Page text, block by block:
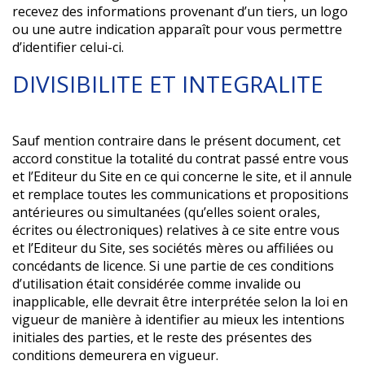
recevez des informations provenant d’un tiers, un logo
ou une autre indication apparaît pour vous permettre
d’identifier celui-ci.
DIVISIBILITE ET INTEGRALITE
Sauf mention contraire dans le présent document, cet
accord constitue la totalité du contrat passé entre vous
et l’Editeur du Site en ce qui concerne le site, et il annule
et remplace toutes les communications et propositions
antérieures ou simultanées (qu’elles soient orales,
écrites ou électroniques) relatives à ce site entre vous
et l’Editeur du Site, ses sociétés mères ou affiliées ou
concédants de licence. Si une partie de ces conditions
d’utilisation était considérée comme invalide ou
inapplicable, elle devrait être interprétée selon la loi en
vigueur de manière à identifier au mieux les intentions
initiales des parties, et le reste des présentes des
conditions demeurera en vigueur.